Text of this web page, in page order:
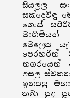
සියල්ල
සක්දෙවිඳු
ගොස්
මාහිමියන්
මෙලෙස
පෙරහරින්
නගරයෙන්
අසල
ඉන්පසු
තබා පුද